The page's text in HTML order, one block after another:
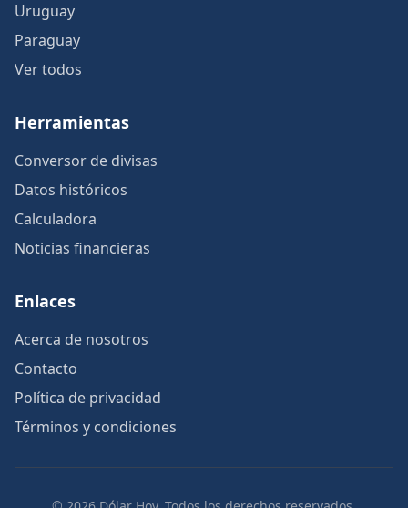
Uruguay
Paraguay
Ver todos
Herramientas
Conversor de divisas
Datos históricos
Calculadora
Noticias financieras
Enlaces
Acerca de nosotros
Contacto
Política de privacidad
Términos y condiciones